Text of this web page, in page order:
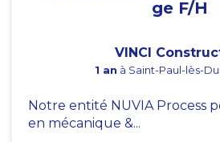
ge F/H
VINCI
1 an à Saint-Paul-lès-
Notre entité NUVIA Process
en mécanique &...